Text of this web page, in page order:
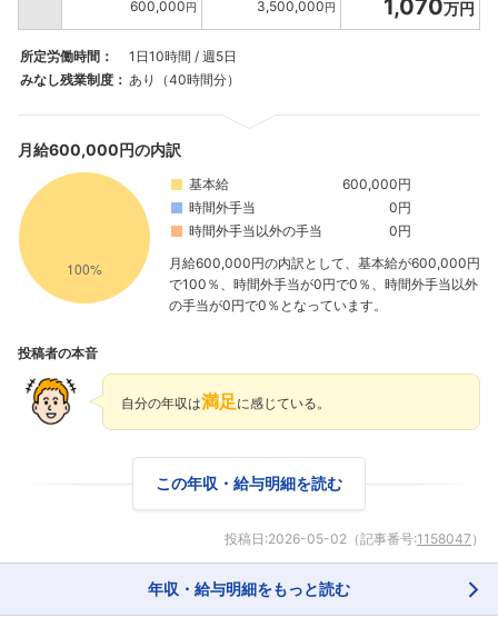
600,000円 3,500,000円 1,070万円
所定労働時間：
1日10時間 / 週5日
みなし残業制度： あり（40時間分）
月給600,000円の内訳
基本給
600,000円
時間外手当
0円
時間外手当以外の手当
0円
月給600,000円の内訳として、基本給が600,000円
で100％、時間外手当が0円で0％、時間外手当以外
の手当が0円で0％となっています。
投稿者の本音
自分の年収は満足 に感じている。
この年収・給与明細を読む
投稿日:2026-05-02 （記事番号:1158047 ）
年収・給与明細をもっと読む